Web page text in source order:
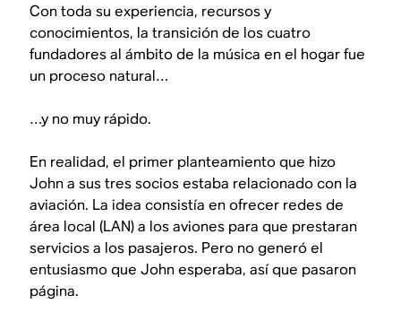
Con toda su experiencia, recursos y
conocimientos, la transición de los cuatro
fundadores al ámbito de la música en el hogar fue
un proceso natural…
…y no muy rápido.
En realidad, el primer planteamiento que hizo
John a sus tres socios estaba relacionado con la
aviación. La idea consistía en ofrecer redes de
área local (LAN) a los aviones para que prestaran
servicios a los pasajeros. Pero no generó el
entusiasmo que John esperaba, así que pasaron
página.